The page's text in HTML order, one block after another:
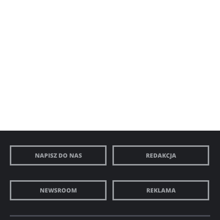
NAPISZ DO NAS REDAKCJA
NEWSROOM REKLAMA